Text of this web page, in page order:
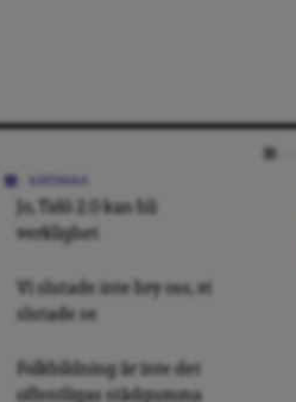
Jo, Tidö 2.0 kan bli
verklighet
Vi slutade inte bry oss, vi
slutade se
Folkbildning är inte det
offentligas städgumma